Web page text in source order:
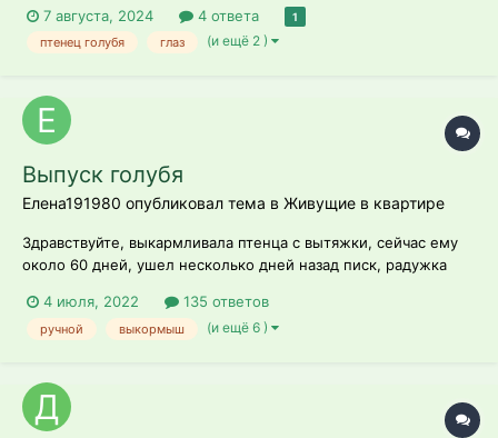
7 августа, 2024 4 ответа 1
птенец голубя глаз (и ещё 2 )
Выпуск голубя
Елена191980 опубликовал тема в Живущие в квартире
Здравствуйте, выкармливала птенца с вытяжки, сейчас ему
около 60 дней, ушел несколько дней назад писк, радужка
любимое, остальные разбрасывает. Сейчас живёт на балконе
застекленном. Прикормила небольшую стаю, стая
4 июля, 2022 135 ответов
ручной выкормыш (и ещё 6 )